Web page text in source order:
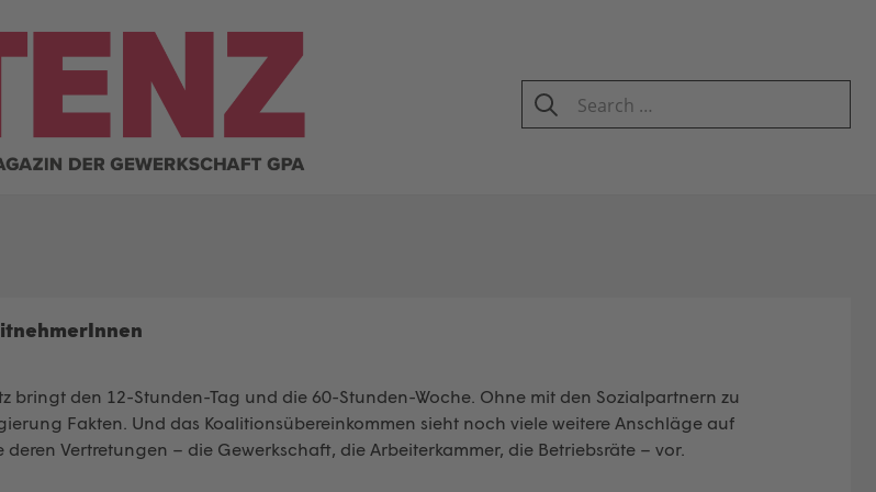
SEARCH
Search
for:
bringt den 12-Stunden-Tag und die 60-Stunden-Woche. Ohne mit den Sozialpartnern zu
Fakten. Und das Koalitionsübereinkommen sieht noch viele weitere Anschläge auf
Vertretungen – die Gewerkschaft, die Arbeiterkammer, die Betriebsräte – vor.